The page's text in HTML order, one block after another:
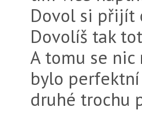
Dovol si přijít
Dovolíš tak
A tomu se nic
bylo
druhé trochu